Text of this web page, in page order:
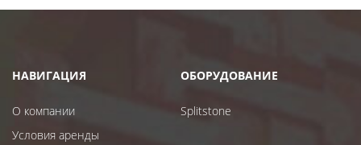
НАВИГАЦИЯ
О компании
Условия аренды
ОБОРУДОВАНИЕ
Splitstone